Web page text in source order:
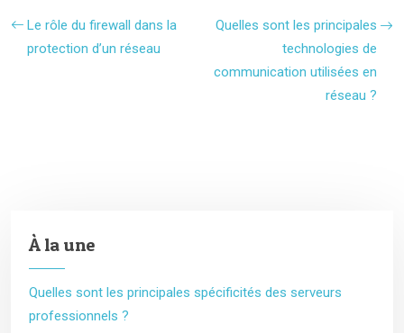
Le rôle du firewall dans la
protection d’un réseau
Quelles sont les principales
technologies de
communication utilisées en
réseau ?
À la une
Quelles sont les principales spécificités des serveurs
professionnels ?